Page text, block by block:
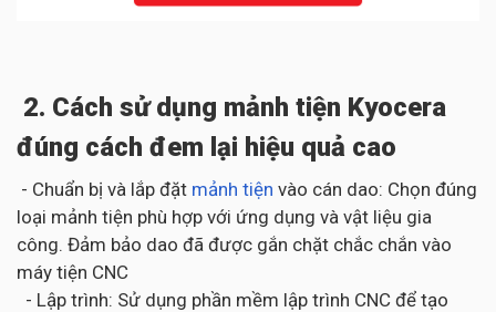
2. Cách sử dụng mảnh tiện Kyocera
đúng cách đem lại hiệu quả cao
- Chuẩn bị và lắp đặt mảnh tiện vào cán dao: Chọn đúng
loại mảnh tiện phù hợp với ứng dụng và vật liệu gia
công. Đảm bảo dao đã được gắn chặt chắc chắn vào
máy tiện CNC
- Lập trình: Sử dụng phần mềm lập trình CNC để tạo